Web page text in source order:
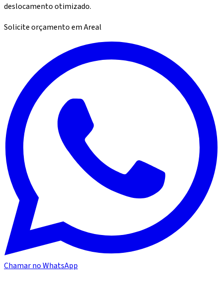
deslocamento otimizado.
Solicite orçamento emAreal
Chamar no WhatsApp